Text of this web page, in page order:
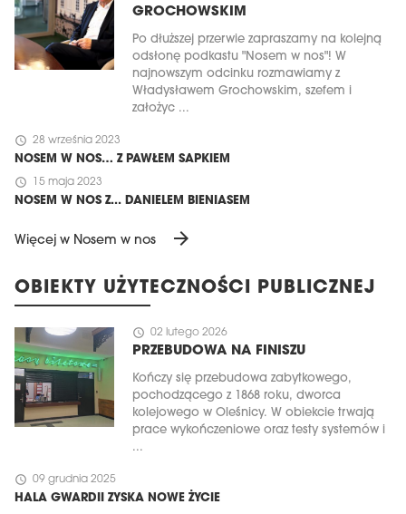
GROCHOWSKIM
Po dłuższej przerwie zapraszamy na kolejną
odsłonę podkastu "Nosem w nos"! W
najnowszym odcinku rozmawiamy z
Władysławem Grochowskim, szefem i
założyc ...
schedule 28 września 2023
NOSEM W NOS… Z PAWŁEM SAPKIEM
schedule 15 maja 2023
NOSEM W NOS Z... DANIELEM BIENIASEM
Więcej w Nosem w nos arrow_forward
OBIEKTY UŻYTECZNOŚCI PUBLICZNEJ
schedule 02 lutego 2026
PRZEBUDOWA NA FINISZU
Kończy się przebudowa zabytkowego,
pochodzącego z 1868 roku, dworca
kolejowego w Oleśnicy. W obiekcie trwają
prace wykończeniowe oraz testy systemów i
...
schedule 09 grudnia 2025
HALA GWARDII ZYSKA NOWE ŻYCIE